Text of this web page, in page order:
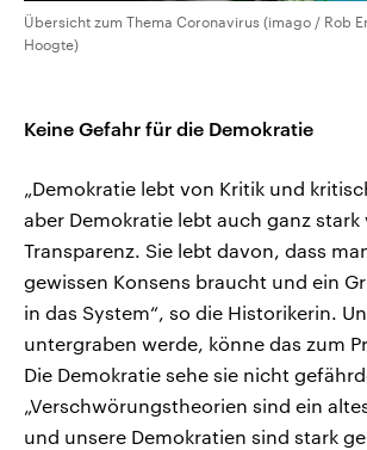
Übersicht zum Thema Coronavirus (imago / Rob
Hoogte)
Keine Gefahr für die Demokratie
„Demokratie lebt von Kritik und
aber Demokratie lebt auch ganz stark
Transparenz. Sie lebt davon, dass
gewissen Konsens braucht und ein
in das System“, so die Historikerin.
untergraben werde, könne das zum
Die Demokratie sehe sie nicht
„Verschwörungstheorien sind ein
und unsere Demokratien sind stark